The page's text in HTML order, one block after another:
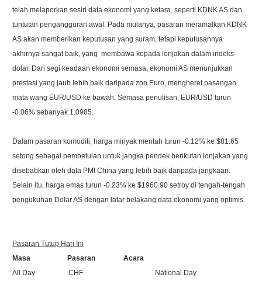
telah melaporkan sesiri data ekonomi yang ketara, seperti KDNK AS dan
tuntutan pengangguran awal. Pada mulanya, pasaran meramalkan KDNK
AS akan memberikan keputusan yang suram, tetapi keputusannya
akhirnya sangat baik, yang membawa kepada lonjakan dalam indeks
dolar. Dari segi keadaan ekonomi semasa, ekonomi AS menunjukkan
prestasi yang jauh lebih baik daripada zon Euro, mengheret pasangan
mata wang EUR/USD ke bawah. Semasa penulisan, EUR/USD turun
-0.06% sebanyak 1.0985.
Dalam pasaran komoditi, harga minyak mentah turun -0.12% ke $81.65
setong sebagai pembetulan untuk jangka pendek berikutan lonjakan yang
disebabkan oleh data PMI China yang lebih baik daripada jangkaan.
Selain itu, harga emas turun -0.23% ke $1960.90 setroy di tengah-tengah
pengukuhan Dolar AS dengan latar belakang data ekonomi yang optimis.
Pasaran Tutup Hari Ini
Masa Pasaran Acara
All Day CHF National Day